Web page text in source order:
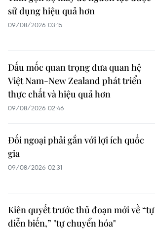
sử dụng hiệu quả hơn
09/08/2026 03:15
Dấu mốc quan trọng đưa quan hệ
Việt Nam-New Zealand phát triển
thực chất và hiệu quả hơn
09/08/2026 02:46
Đối ngoại phải gắn với lợi ích quốc
gia
09/08/2026 02:31
Kiên quyết trước thủ đoạn mới về “tự
diễn biến,” "tự chuyển hóa"